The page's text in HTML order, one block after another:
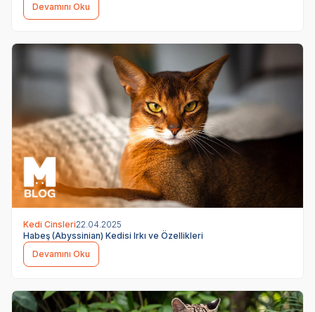
Devamını Oku
Kedi Cinsleri22.04.2025
Habeş (Abyssinian) Kedisi Irkı ve Özellikleri
Devamını Oku